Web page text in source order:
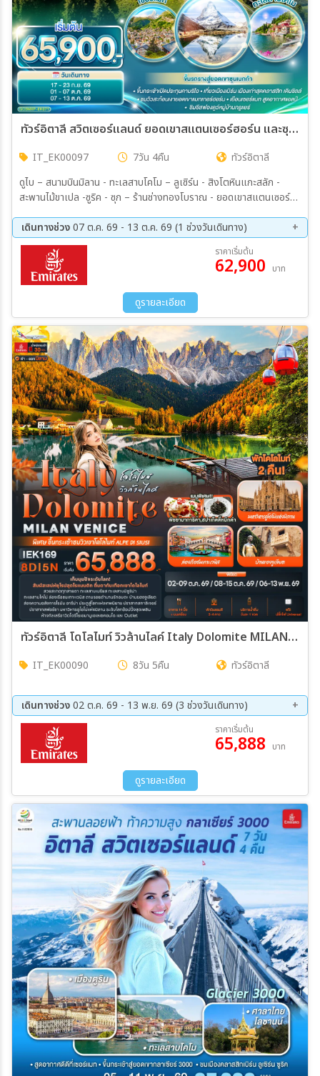
ทัวร์อิตาลี สวิตเซอร์แลนด์ ยอดเขาสแตนเซอร์ฮอร์น และซุนเนกก้า 7วัน 4คืน (EK)
IT_EK00097 7วัน 4คืน
ทัวร์อิตาลี
ดูไบ – สนามบินมิลาน - ทะเลสาบโคโม – ลูเซิร์น - สิงโตหินแกะสลัก -
สะพานไม้ขาเปล -ซูริค - ซุก – ร้านช่างทองโบราณ - ยอดเขาสแตนเซอร์ฮ
ดาราศาสตร์ – หมู่บ้านกรูแยร์ - มองเทอรซ์ – ถ่ายรูปปราสาทชิลยอง -
ซียง - เซอร์แมท - ขึ้นรถรางสู่ยอดเขาซุนเนกก้า - ตูริน - มหาวิหารตูริน -
จัตุรัส คาสเตลโล – สนามฟุตบอลยูเวนตุส Servavalle OUTLET – มิ
ลาน – มหาวิหารมิลาน - สนามบินมิลาน
เดินทางช่วง07 ต.ค. 69 - 13 ต.ค. 69 (1 ช่วงวันเดินทาง)
07 ต.ค. 69 - 13 ต.ค. 69 ราคาเริ่มต้น
62,900 บาท
ดูรายละเอียด
ทัวร์อิตาลี โดโลไมท์ วิวล้านไลค์ Italy Dolomite MILAN VANICE 8วัน 5คืน (EK)
IT_EK00090 8วัน 5คืน ทัวร์อิตาลี
เดินทางช่วง02 ต.ค. 69 - 13 พ.ย. 69 (3 ช่วงวันเดินทาง)
02 ต.ค. 69 - 09 ต.ค. 69
08 ต.ค. 69 - 15 ต.ค. 69
06 พ.ย. 69 - 13 พ.ย. 69
ราคาเริ่มต้น
65,888 บาท
ดูรายละเอียด